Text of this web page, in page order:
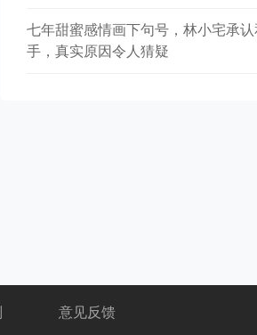
七年甜蜜感情画下句号，林小宅承
手，真实原因令人猜疑
意见反馈